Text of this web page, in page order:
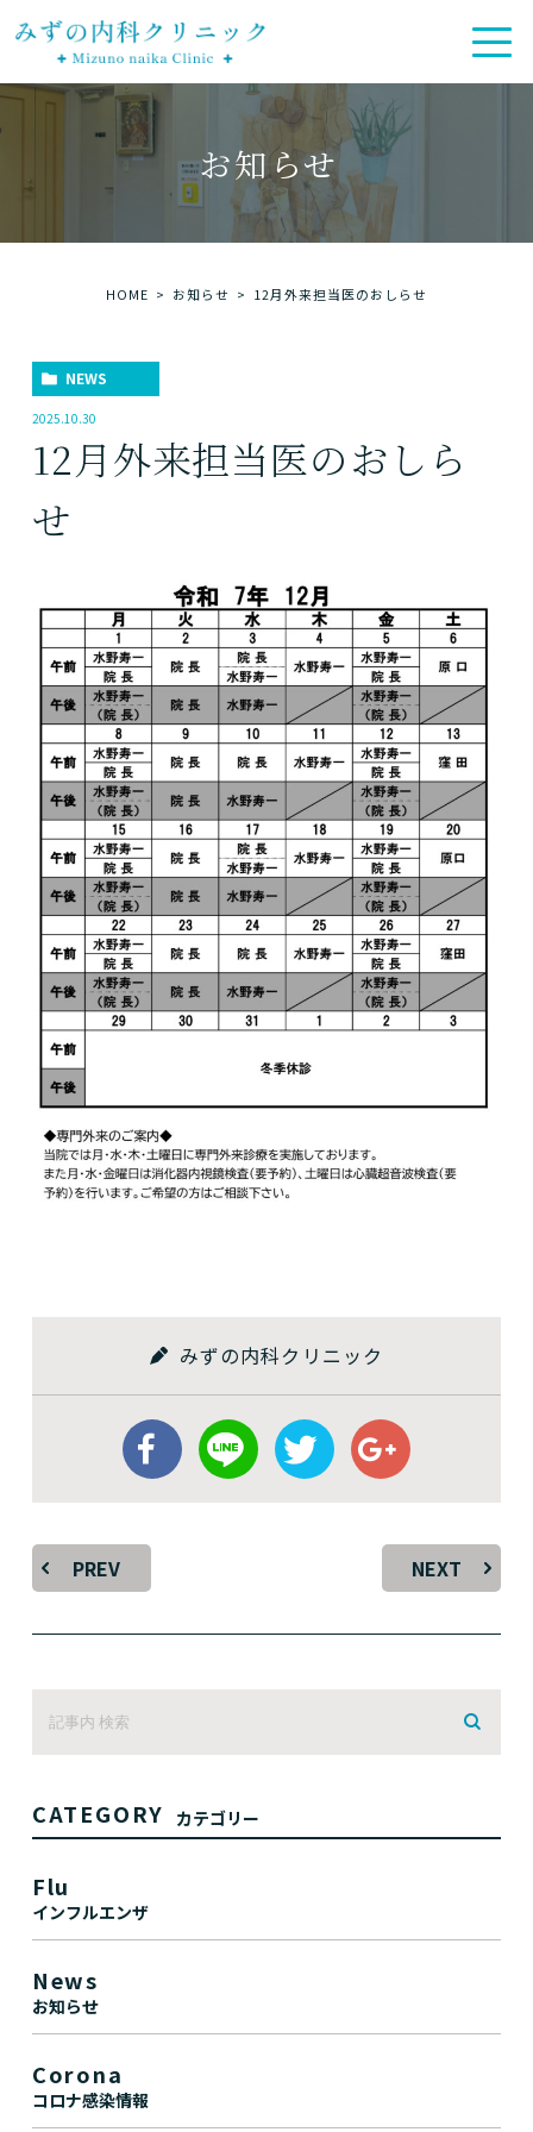
お知らせ
HOME お知らせ 12月外来担当医のおしらせ
NEWS
2025.10.30
12月外来担当医のおしら
せ
みずの内科クリニック
PREV NEXT
CATEGORY カテゴリー
Flu
インフルエンザ
News
お知らせ
Corona
コロナ感染情報